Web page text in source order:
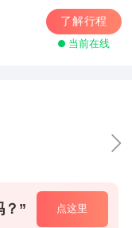
了解行程
当前在线
？” 点这里